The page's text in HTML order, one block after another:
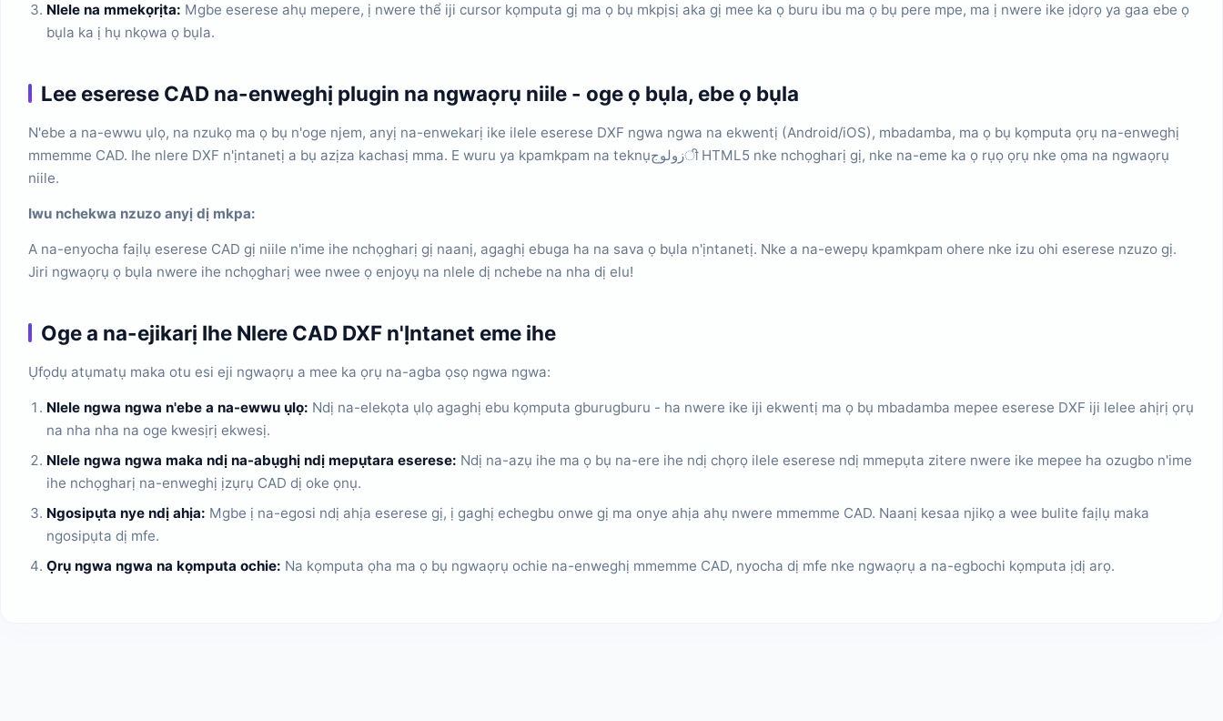
Nlele na mmekọrịta: Mgbe eserese ahụ mepere, ị nwere thể iji cursor kọmputa gị ma ọ bụ mkpịsị aka gị mee ka ọ buru ibu ma ọ bụ pere mpe, ma ị nwere ike ịdọrọ ya gaa ebe ọ
bụla ka ị hụ nkọwa ọ bụla.
Lee eserese CAD na-enweghị plugin na ngwaọrụ niile - oge ọ bụla, ebe ọ bụla
N'ebe a na-ewwu ụlọ, na nzukọ ma ọ bụ n'oge njem, anyị na-enwekarị ike ilele eserese DXF ngwa ngwa na ekwentị (Android/iOS), mbadamba, ma ọ bụ kọmputa ọrụ na-enweghị
mmemme CAD. Ihe nlere DXF n'ịntanetị a bụ azịza kachasị mma. E wuru ya kpamkpam na teknụزولوجी HTML5 nke nchọgharị gị, nke na-eme ka ọ rụọ ọrụ nke ọma na ngwaọrụ
niile.
Iwu nchekwa nzuzo anyị dị mkpa:
A na-enyocha faịlụ eserese CAD gị niile n'ime ihe nchọgharị gị naanị, agaghị ebuga ha na sava ọ bụla n'ịntanetị. Nke a na-ewepụ kpamkpam ohere nke izu ohi eserese nzuzo gị.
Jiri ngwaọrụ ọ bụla nwere ihe nchọgharị wee nwee ọ enjoyụ na nlele dị nchebe na nha dị elu!
Oge a na-ejikarị Ihe Nlere CAD DXF n'Ịntanet eme ihe
Ụfọdụ atụmatụ maka otu esi eji ngwaọrụ a mee ka ọrụ na-agba ọsọ ngwa ngwa:
Nlele ngwa ngwa n'ebe a na-ewwu ụlọ: Ndị na-elekọta ụlọ agaghị ebu kọmputa gburugburu - ha nwere ike iji ekwentị ma ọ bụ mbadamba mepee eserese DXF iji lelee ahịrị ọrụ
na nha nha na oge kwesịrị ekwesị.
Nlele ngwa ngwa maka ndị na-abụghị ndị mepụtara eserese: Ndị na-azụ ihe ma ọ bụ na-ere ihe ndị chọrọ ilele eserese ndị mmepụta zitere nwere ike mepee ha ozugbo n'ime
ihe nchọgharị na-enweghị ịzụrụ CAD dị oke ọnụ.
Ngosipụta nye ndị ahịa: Mgbe ị na-egosi ndị ahịa eserese gị, ị gaghị echegbu onwe gị ma onye ahịa ahụ nwere mmemme CAD. Naanị kesaa njikọ a wee bulite faịlụ maka
ngosipụta dị mfe.
Ọrụ ngwa ngwa na kọmputa ochie: Na kọmputa ọha ma ọ bụ ngwaọrụ ochie na-enweghị mmemme CAD, nyocha dị mfe nke ngwaọrụ a na-egbochi kọmputa ịdị arọ.